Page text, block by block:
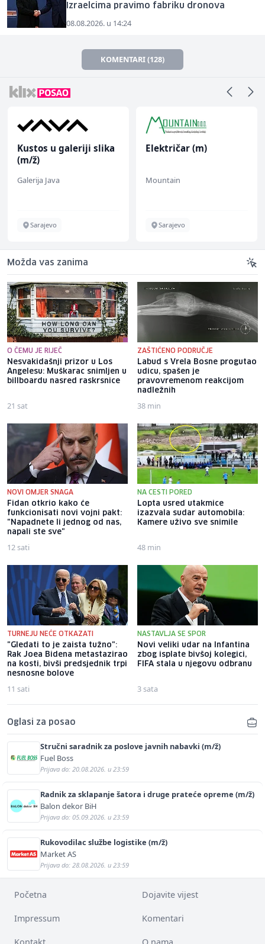
Izraelcima pravimo fabriku dronova
08.08.2026. u 14:24
KOMENTARI (128)
Kustos u galeriji slika
(m/ž)
Galerija Java
Sarajevo
Električar (m)
Mountain
Sarajevo
Možda vas zanima
O ČEMU JE RIJEČ
Nesvakidašnji prizor u Los
Angelesu: Muškarac snimljen u
billboardu nasred raskrsnice
21 sat
ZAŠTIĆENO PODRUČJE
Labud s Vrela Bosne progutao
udicu, spašen je
pravovremenom reakcijom
nadležnih
38 min
NOVI OMJER SNAGA
Fidan otkrio kako će
funkcionisati novi vojni pakt:
"Napadnete li jednog od nas,
napali ste sve"
12 sati
NA CESTI PORED
Lopta usred utakmice
izazvala sudar automobila:
Kamere uživo sve snimile
48 min
TURNEJU NEĆE OTKAZATI
"Gledati to je zaista tužno":
Rak Joea Bidena metastazirao
na kosti, bivši predsjednik trpi
nesnosne bolove
11 sati
NASTAVLJA SE SPOR
Novi veliki udar na Infantina
zbog isplate bivšoj kolegici,
FIFA stala u njegovu odbranu
3 sata
Oglasi za posao
Stručni saradnik za poslove javnih nabavki (m/ž)
Fuel Boss
Prijava do: 20.08.2026. u 23:59
Radnik za sklapanje šatora i druge prateće opreme (m/ž)
Balon dekor BiH
Prijava do: 05.09.2026. u 23:59
Rukovodilac službe logistike (m/ž)
Market AS
Prijava do: 28.08.2026. u 23:59
Početna Dojavite vijest
Impressum Komentari